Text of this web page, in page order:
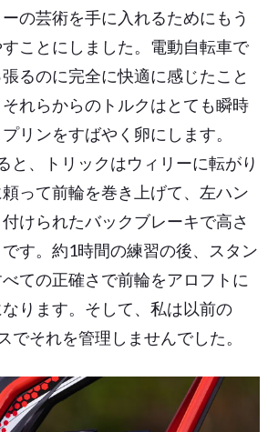
の芸術を手に入れるためにもう
ことにしました。電動自転車で
るのに完全に快適に感じたこと
れらからのトルクはとても瞬時
リンをすばやく卵にします。
と、トリックはウィリーに転がり
って前輪を巻き上げて、左ハン
けられたバックブレーキで高さ
す。約1時間の練習の後、スタン
ての正確さで前輪をアロフトに
ります。そして、私は以前の
でそれを管理しませんでした。